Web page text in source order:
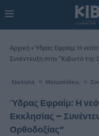
Αρχική »Ύδρας Εφραίμ: Η
Συνέντευξη στην “Κιβωτό της
Εκκλησία Μητροπόλεις
Ύδρας Εφραίμ: Η
Εκκλησίας –
Ορθοδοξίας”